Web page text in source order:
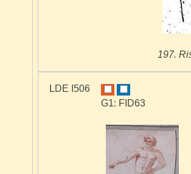
197.
LDE I506
G1: FID63